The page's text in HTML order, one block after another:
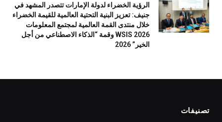
الرؤية الخضراء لدولة الإمارات تتصدر المشهد في
جنيف: تعزيز البنية التحتية العالمية للقيمة الخضراء
خلال منتدى القمة العالمية لمجتمع المعلومات
WSIS 2026 وقمة “الذكاء الاصطناعي من أجل
الخير” 2026
تصنيفات